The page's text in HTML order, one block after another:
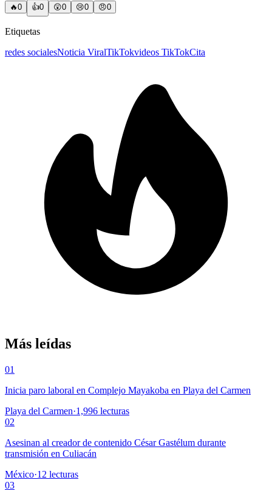
🔥0 👍0 😲0 😢0 😠0
Etiquetas
redes socialesNoticia ViralTikTokvideos TikTokCita
Más leídas
01
Inicia paro laboral en Complejo Mayakoba en Playa del Carmen
Playa del Carmen·1,996 lecturas
02
Asesinan al creador de contenido César Gastélum durante
transmisión en Culiacán
México·12 lecturas
03